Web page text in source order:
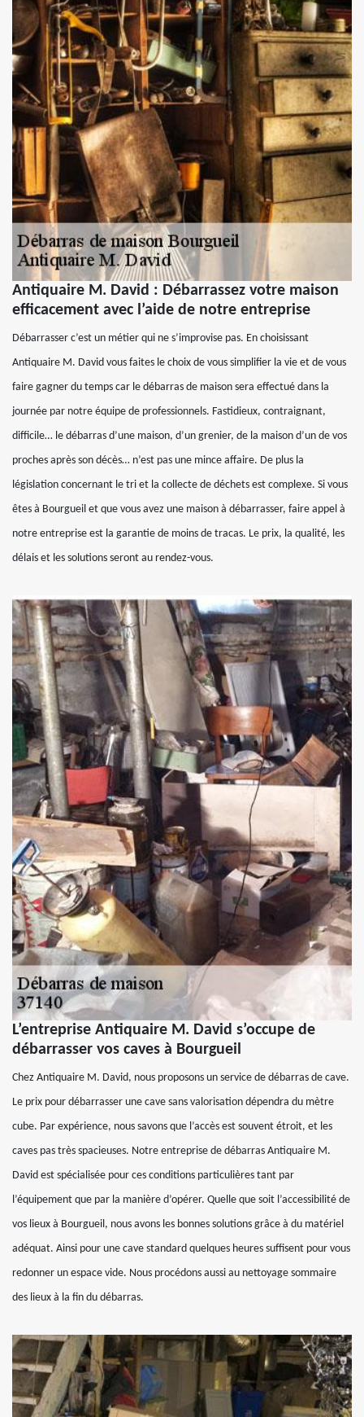
Antiquaire M. David : Débarrassez votre maison
efficacement avec l’aide de notre entreprise
Débarrasser c’est un métier qui ne s’improvise pas. En choisissant
Antiquaire M. David vous faites le choix de vous simplifier la vie et de vous
faire gagner du temps car le débarras de maison sera effectué dans la
journée par notre équipe de professionnels. Fastidieux, contraignant,
difficile… le débarras d’une maison, d’un grenier, de la maison d’un de vos
proches après son décès… n’est pas une mince affaire. De plus la
législation concernant le tri et la collecte de déchets est complexe. Si vous
êtes à Bourgueil et que vous avez une maison à débarrasser, faire appel à
notre entreprise est la garantie de moins de tracas. Le prix, la qualité, les
délais et les solutions seront au rendez-vous.
L’entreprise Antiquaire M. David s’occupe de
débarrasser vos caves à Bourgueil
Chez Antiquaire M. David, nous proposons un service de débarras de cave.
Le prix pour débarrasser une cave sans valorisation dépendra du mètre
cube. Par expérience, nous savons que l’accès est souvent étroit, et les
caves pas très spacieuses. Notre entreprise de débarras Antiquaire M.
David est spécialisée pour ces conditions particulières tant par
l’équipement que par la manière d’opérer. Quelle que soit l’accessibilité de
vos lieux à Bourgueil, nous avons les bonnes solutions grâce à du matériel
adéquat. Ainsi pour une cave standard quelques heures suffisent pour vous
redonner un espace vide. Nous procédons aussi au nettoyage sommaire
des lieux à la fin du débarras.